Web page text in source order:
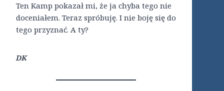
Ten Kamp pokazał mi, że ja chyba tego nie
doceniałem. Teraz spróbuję. I nie boję się do
tego przyznać. A ty?
DK